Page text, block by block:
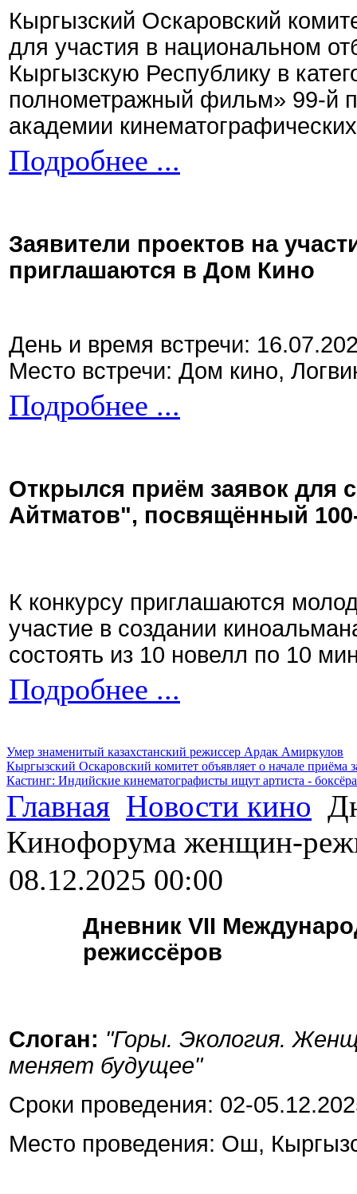
Кыргызский Оскаровский
для участия в национальном
Кыргызскую Республику в
полнометражный фильм» 99-й
академии
Подробнее ...
Заявители проектов на
приглашаются в Дом Кино
День и время встречи:
Место встречи: Дом кино,
Подробнее ...
Открылся приём заявок для
Айтматов", посвящённый
К конкурсу приглашаются
участие в создании
состоять из 10 новелл по 10
Подробнее ...
Умер знаменитый казахстанский режиссер Ардак Амиркулов
Кыргызский Оскаровский комитет объявляет о начале приёма
Кастинг: Индийские кинематографисты ищут артиста -
Главная Новости кино
Кинофорума женщин-
08.12.2025 00:00
Дневник VII
режиссёров
Слоган: "Горы. Экология.
меняет будущее"
Сроки проведения: 02-
Место проведения: Ош,